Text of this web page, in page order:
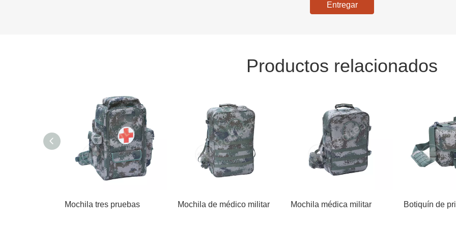
Entregar
Productos relacionados
Mochila tres pruebas Mochila de médico militar Mochila médica militar